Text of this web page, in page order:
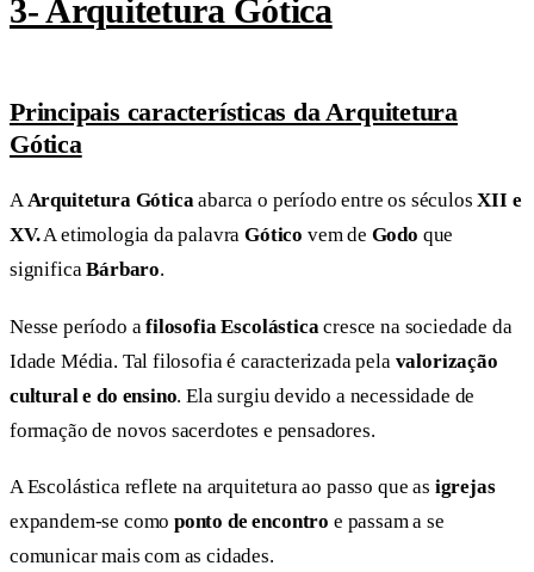
3- Arquitetura Gótica
Principais características da Arquitetura
Gótica
AArquitetura Góticaabarca o período entre os séculos XII e
XV.A etimologia da palavraGótico vem de Godo que
significaBárbaro.
Nesse período afilosofia Escolástica cresce na sociedade da
Idade Média. Tal filosofia é caracterizada pela valorização
cultural e do ensino. Ela surgiu devido a necessidade de
formação de novos sacerdotes e pensadores.
A Escolástica reflete na arquitetura ao passo que as igrejas
expandem-se comoponto de encontro e passam a se
comunicar mais com as cidades.